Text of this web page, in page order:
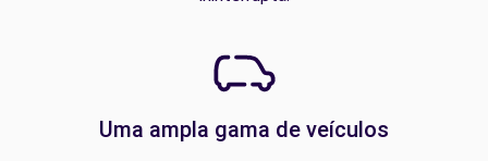
Uma ampla gama de veículos